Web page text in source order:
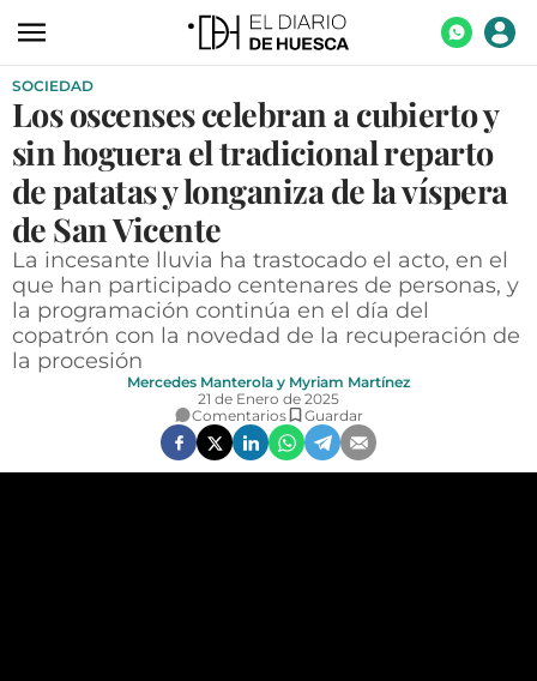
ACTUALIDAD
ECONOMÍA
TECNOLOGÍA
TURISMO
AGROALIMENTACIÓN
DEPORTES
CULTURA
SOCIEDAD
Los oscenses celebran a cubierto y
sin hoguera el tradicional reparto
de patatas y longaniza de la víspera
de San Vicente
La incesante lluvia ha trastocado el acto, en el
que han participado centenares de personas, y
la programación continúa en el día del
copatrón con la novedad de la recuperación de
la procesión
Mercedes Manterola y Myriam Martínez
21 de Enero de 2025
Comentarios
Guardar